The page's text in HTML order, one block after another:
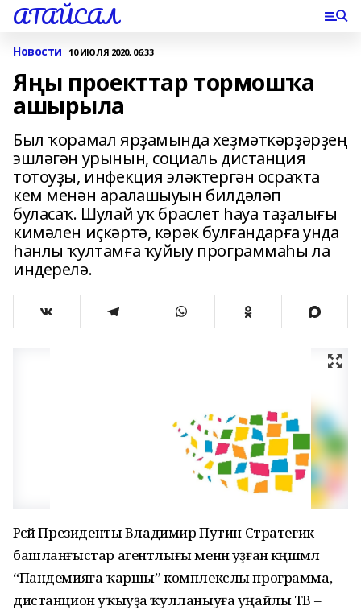
АТАЙСАЛ
Новости 10 ИЮЛЯ 2020, 06:33
Яңы проекттар тормошҡа
ашырыла
Был ҡорамал ярҙамында хеҙмәткәрҙәрҙең
эшләгән урынын, социаль дистанция
тотоуҙы, инфекция эләктергән осраҡта
кем менән аралашыуын билдәләп
буласаҡ. Шулай уҡ браслет һауа таҙалығы
кимәлен иҫкәртә, кәрәк булғандарға унда
һанлы ҡултамға ҡуйыу программаһы ла
индерелә.
Рәсәй Президенты Владимир Путин Стратегик
башланғыстар агентлығы менән уҙған кәңәшмәлә
“Пандемияға ҡаршы” комплекслы программа,
дистанцион уҡыуҙа ҡулланыуға уңайлы ТВ –